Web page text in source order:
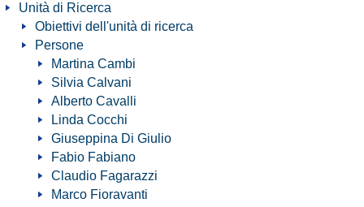
Unità di Ricerca
Obiettivi dell'unità di ricerca
Persone
Martina Cambi
Silvia Calvani
Alberto Cavalli
Linda Cocchi
Giuseppina Di Giulio
Fabio Fabiano
Claudio Fagarazzi
Marco Fioravanti